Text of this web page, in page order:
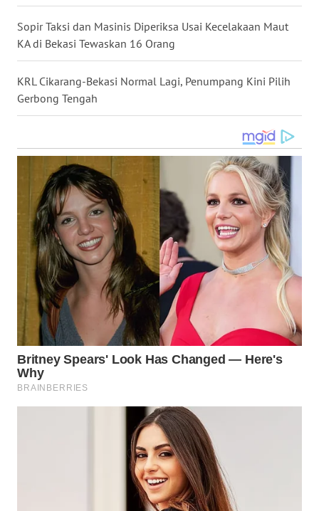
Sopir Taksi dan Masinis Diperiksa Usai Kecelakaan Maut
KA di Bekasi Tewaskan 16 Orang
KRL Cikarang-Bekasi Normal Lagi, Penumpang Kini Pilih
Gerbong Tengah
JOGJA
JATIM
WN
KALBAR
WN
KALTENG
WN
KALTARA
WN
KALSEL
WN